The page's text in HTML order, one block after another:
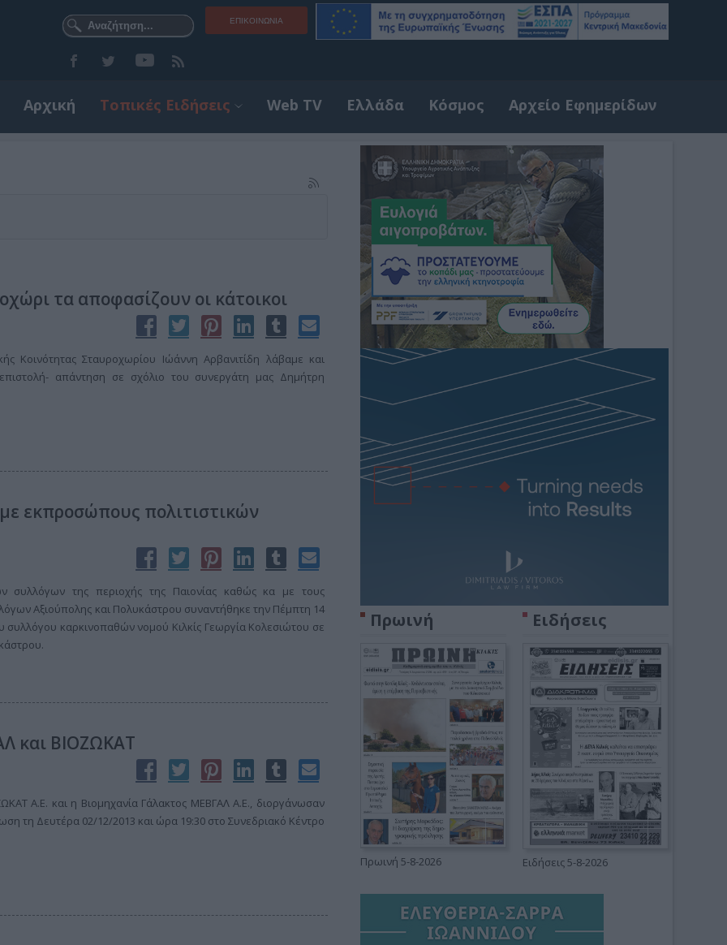
ΕΠΙΚΟΙΝΩΝΊΑ
Αρχική Τοπικές Ειδήσεις Web TV Ελλάδα Κόσμος Αρχείο Εφημερίδων
τα αποφασίζουν οι κάτοικοι
Κοινότητας Σταυροχωρίου Ιώάννη Αρβανιτίδη λάβαμε και
απάντηση σε σχόλιο του συνεργάτη μας Δημήτρη
εκπροσώπους πολιτιστικών
συλλόγων της περιοχής της Παιονίας καθώς κα με τους
Αξιούπολης και Πολυκάστρου συναντήθηκε την Πέμπτη 14
καρκινοπαθών νομού Κιλκίς Γεωργία Κολεσιώτου σε
και ΒΙΟΖΩΚΑΤ
Α.Ε. και η Βιομηχανία Γάλακτος MEΒΓΑΛ Α.Ε., διοργάνωσαν
τη Δευτέρα 02/12/2013 και ώρα 19:30 στο Συνεδριακό Κέντρο
Πρωινή
Πρωινή 5-8-2026
Ειδήσεις
Ειδήσεις 5-8-2026